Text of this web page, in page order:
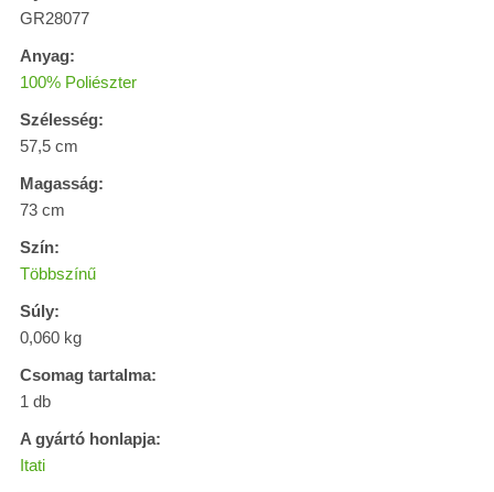
GR28077
Anyag:
100% Poliészter
Szélesség:
57,5 cm
Magasság:
73 cm
Szín:
Többszínű
Súly:
0,060 kg
Csomag tartalma:
1 db
A gyártó honlapja:
Itati